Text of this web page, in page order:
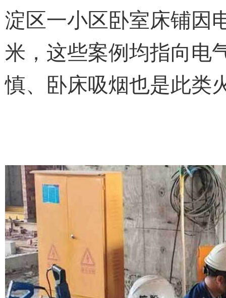
淀区一小区卧室床铺因
米，这些案例均指向电
慎、卧床吸烟也是此类